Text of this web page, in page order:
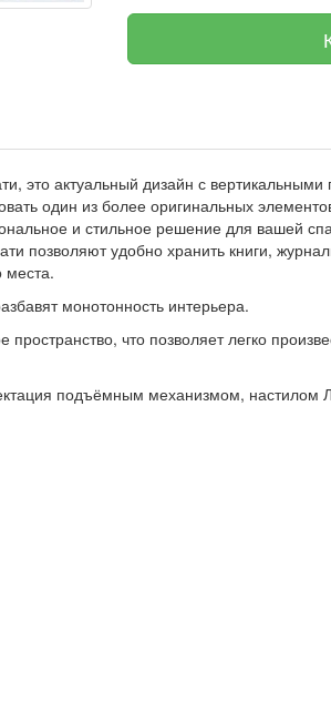
это актуальный дизайн с
один из более оригинальных
и стильное решение для вашей
позволяют удобно хранить книги,
места.
монотонность интерьера.
что позволяет легко
подъёмным механизмом, настилом